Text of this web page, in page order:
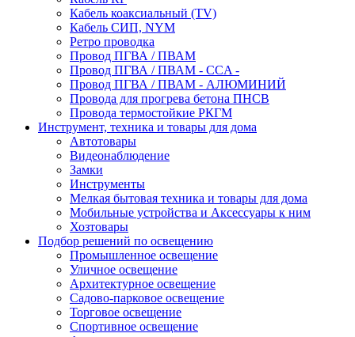
Кабель коаксиальный (TV)
Кабель СИП, NYM
Ретро проводка
Провод ПГВА / ПВАМ
Провод ПГВА / ПВАМ - CCA -
Провод ПГВА / ПВАМ - АЛЮМИНИЙ
Провода для прогрева бетона ПНСВ
Провода термостойкие РКГМ
Инструмент, техника и товары для дома
Автотовары
Видеонаблюдение
Замки
Инструменты
Мелкая бытовая техника и товары для дома
Мобильные устройства и Аксессуары к ним
Хозтовары
Подбор решений по освещению
Промышленное освещение
Уличное освещение
Архитектурное освещение
Садово-парковое освещение
Торговое освещение
Спортивное освещение